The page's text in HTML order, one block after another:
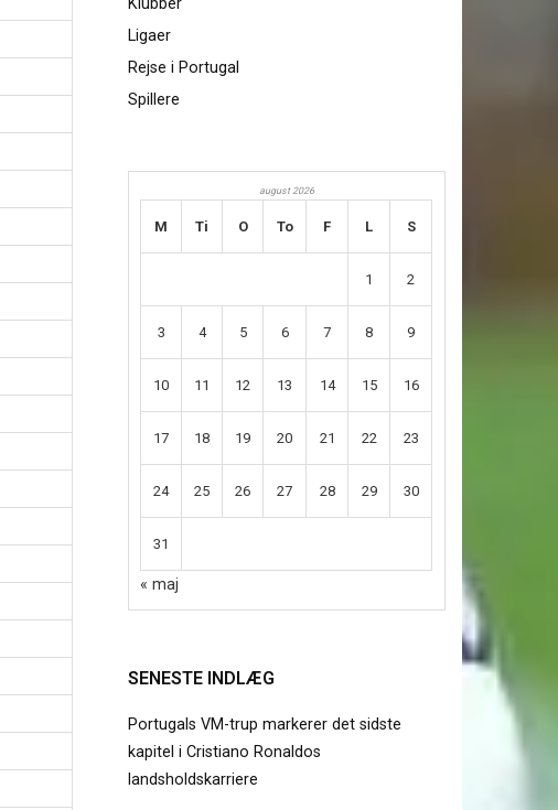
Klubber
Ligaer
Rejse i Portugal
Spillere
august 2026
M Ti O To F L S
1 2
3 4 5 6 7 8 9
10 11 12 13 14 15 16
17 18 19 20 21 22 23
24 25 26 27 28 29 30
31
« maj
SENESTE INDLÆG
Portugals VM-trup markerer det sidste
kapitel i Cristiano Ronaldos
landsholdskarriere